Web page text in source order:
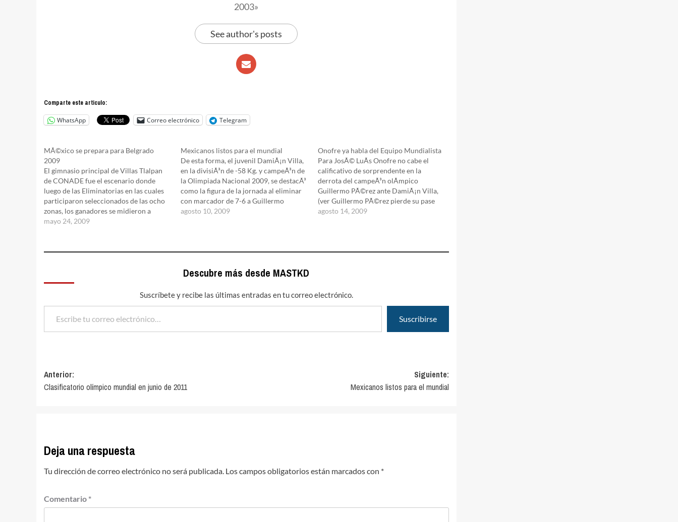
2003»
See author's posts
Comparte este articulo:
WhatsApp Correo electrónico Telegram
MÃ©xico se prepara para Belgrado
2009
El gimnasio principal de Villas Tlalpan
de CONADE fue el escenario donde
luego de las Eliminatorias en las cuales
participaron seleccionados de las ocho
zonas, los ganadores se midieron a
representantes con nivel universitario y
emotivos fue…
mayo 24, 2009
Mexicanos listos para el mundial
De esta forma, el juvenil DamiÃ¡n Villa,
en la divisiÃ³n de -58 Kg. y campeÃ³n de
la Olimpiada Nacional 2009, se destacÃ³
como la figura de la jornada al eliminar
con marcador de 7-6 a Guillermo
PÃ©rez, medallista de oro en los
agosto 10, 2009
Onofre ya habla del Equipo Mundialista
Para JosÃ© LuÃ­s Onofre no cabe el
calificativo de sorprendente en la
derrota del campeÃ³n olÃ­mpico
Guillermo PÃ©rez ante DamiÃ¡n Villa,
(ver Guillermo PÃ©rez pierde su pase
para el Mundial) en el selectivo que
agosto 14, 2009
Descubre más desde MASTKD
Suscríbete y recibe las últimas entradas en tu correo electrónico.
Escribe tu correo electrónico…
Suscribirse
Navegación
de
Anterior:
Clasificatorio olímpico mundial en junio de 2011
Siguiente:
Mexicanos listos para el mundial
Deja una respuesta
Tu dirección de correo electrónico no será publicada. Los campos obligatorios están marcados con *
Comentario *